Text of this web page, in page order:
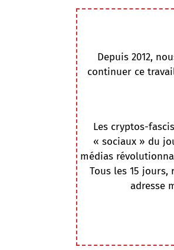
Depuis 2012,
continuer ce
Les cryptos-
« sociaux » du
médias
Tous les 15
adresse